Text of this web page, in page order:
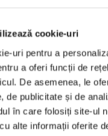
cookie-uri
uri pentru a
a oferi funcții de
De asemenea, le
de publicitate și de
în care folosiți site-ul
alte informații oferite
km Diesel 102 HP